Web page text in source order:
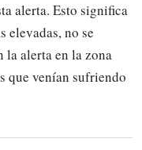
alerta. Esto significa
elevadas, no se
la alerta en la zona
que venían sufriendo